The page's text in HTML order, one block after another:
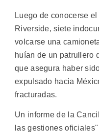
Luego de conocerse
Riverside, siete
volcarse una
huían de un patrullero
que asegura haber
expulsado hacia
fracturadas.
Un informe de la
las gestiones